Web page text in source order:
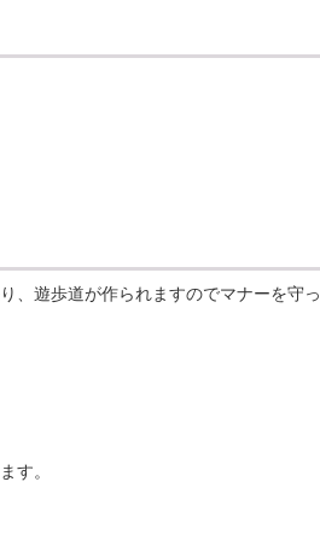
、遊歩道が作られますのでマナーを守っ
す。